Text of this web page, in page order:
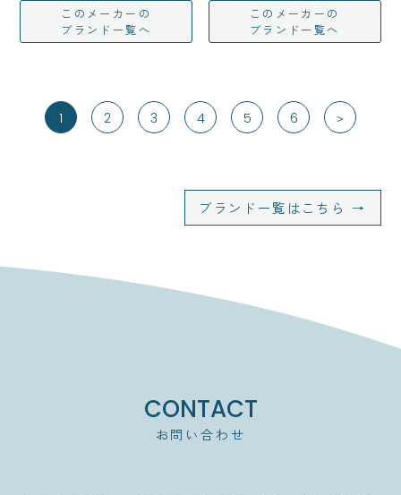
このメーカーの
ブランド一覧へ
このメーカーの
ブランド一覧へ
1 2 3 4 5 6 ＞
ブランド一覧はこちら →
CONTACT
お問い合わせ